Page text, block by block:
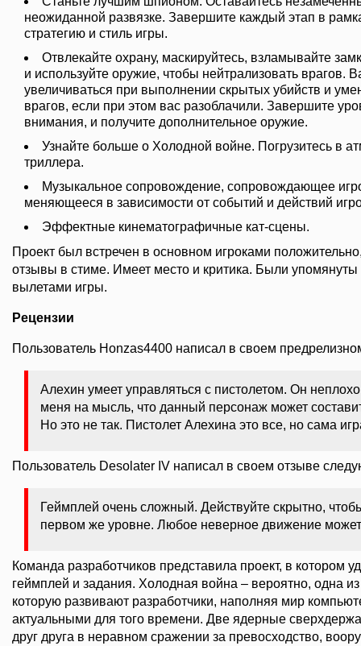
неожиданной развязке. Завершите каждый этап в
стратегию и стиль игры.
Отвлекайте охрану, маскируйтесь, взламывайте
и используйте оружие, чтобы нейтрализовать врагов.
увеличиваться при выполнении скрытых убийств и
врагов, если при этом вас разоблачили. Завершите
внимания, и получите дополнительное оружие.
Узнайте больше о Холодной войне. Погрузитесь в
триллера.
Музыкальное сопровождение, сопровождающее
меняющееся в зависимости от событий и действий
Эффектные кинематографичные кат-сцены.
Проект был встречен в основном игроками
отзывы в стиме. Имеет место и критика. Были
вылетами игры.
Рецензии
Пользователь Honzas4400 написал в своем
Алехин умеет управляться с пистолетом. Он
меня на мысль, что данный персонаж может
Но это не так. Пистолет Алехина это все, но сама
Пользователь Desolater IV написал в своем отзыве
Геймплей очень сложный. Действуйте скрытно,
первом же уровне. Любое неверное движение может
Команда разработчиков представила проект, в котором
геймплей и задания. Холодная война – вероятно, одна
которую развивают разработчики, наполняя мир
актуальными для того времени. Две ядерные
друг друга в неравном сражении за превосходство,